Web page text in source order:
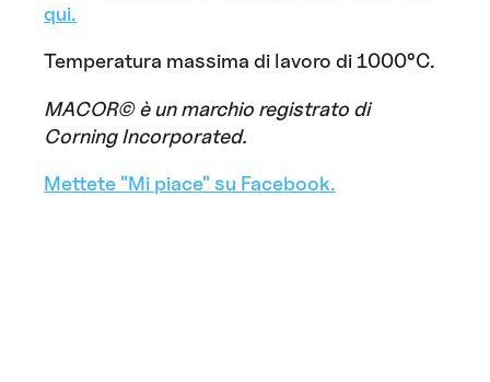
qui.
Temperatura massima di lavoro di 1000°C.
MACOR© è un marchio registrato di
Corning Incorporated.
Mettete "Mi piace" su Facebook.